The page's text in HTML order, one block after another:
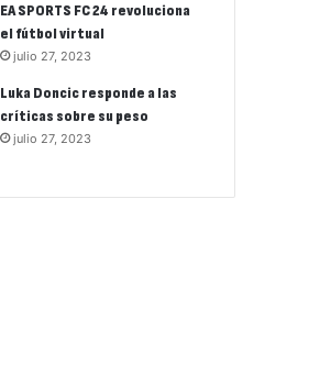
EA SPORTS FC 24 revoluciona
el fútbol virtual
julio 27, 2023
Luka Doncic responde a las
críticas sobre su peso
julio 27, 2023